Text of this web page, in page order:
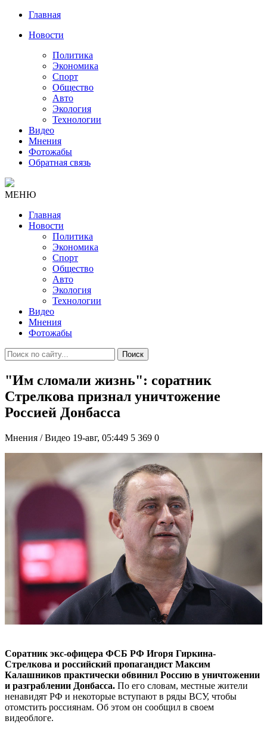
Главная
Новости
Политика
Экономика
Спорт
Общество
Авто
Экология
Технологии
Видео
Мнения
Фотожабы
Обратная связь
МЕНЮ
Главная
Новости
Политика
Экономика
Спорт
Общество
Авто
Экология
Технологии
Видео
Мнения
Фотожабы
Поиск
"Им сломали жизнь": соратник
Стрелкова признал уничтожение
Россией Донбасса
Мнения / Видео 19-авг, 05:449 5 369 0
Соратник экс-офицера ФСБ РФ Игоря Гиркина-
Стрелкова и российский пропагандист Максим
Калашников практически обвинил Россию в уничтожении
и разграблении Донбасса. По его словам, местные жители
ненавидят РФ и некоторые вступают в ряды ВСУ, чтобы
отомстить россиянам. Об этом он сообщил в своем
видеоблоге.